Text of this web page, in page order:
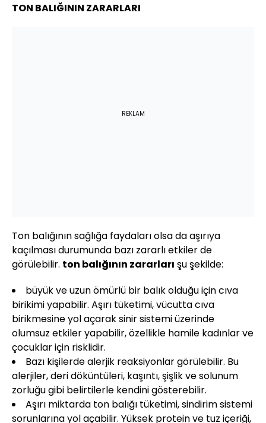
TON BALIĞININ ZARARLARI
REKLAM
Ton balığının sağlığa faydaları olsa da aşırıya
kaçılması durumunda bazı zararlı etkiler de
görülebilir. ton balığının zararları şu şekilde:
büyük ve uzun ömürlü bir balık olduğu için cıva
birikimi yapabilir. Aşırı tüketimi, vücutta cıva
birikmesine yol açarak sinir sistemi üzerinde
olumsuz etkiler yapabilir, özellikle hamile kadınlar ve
çocuklar için risklidir.
Bazı kişilerde alerjik reaksiyonlar görülebilir. Bu
alerjiler, deri döküntüleri, kaşıntı, şişlik ve solunum
zorluğu gibi belirtilerle kendini gösterebilir.
Aşırı miktarda ton balığı tüketimi, sindirim sistemi
sorunlarına yol açabilir. Yüksek protein ve tuz içeriği,